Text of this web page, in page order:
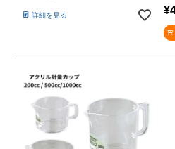
詳細を見る ¥